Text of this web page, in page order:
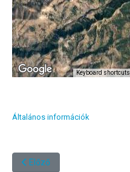
Keyboard shortcuts
Általános információk
Előző cikk: Szálláskereső
Előző